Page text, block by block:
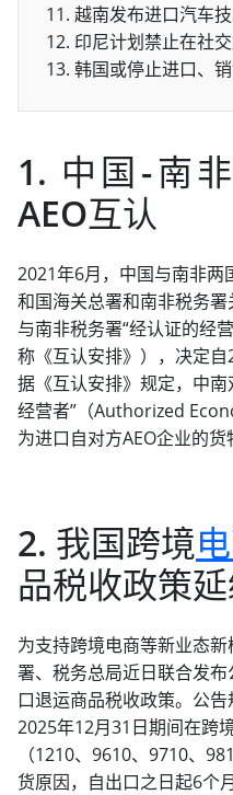
11. 越南发布进口汽车
12. 印尼计划禁止在社
13. 韩国或停止进口、
1. 中国-南
AEO互认
2021年6月，中国与南非两
和国海关总署和南非税务
与南非税务署“经认证的经
称《互认安排》），决定
据《互认安排》规定，中
经营者”（Authorized
为进口自对方AEO企业的货
2. 我国跨境
品税收政策
为支持跨境电商等新业态
署、税务总局近日联合发
口退运商品税收政策。公
2025年12月31日期间在跨
（1210、9610、9710、
货原因，自出口之日起6个